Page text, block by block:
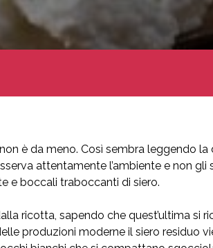
è da meno. Così sembra leggendo la
attentamente l’ambiente e non
e boccali traboccanti di siero.
ricotta, sapendo che quest’ultima si
produzioni moderne il siero residuo